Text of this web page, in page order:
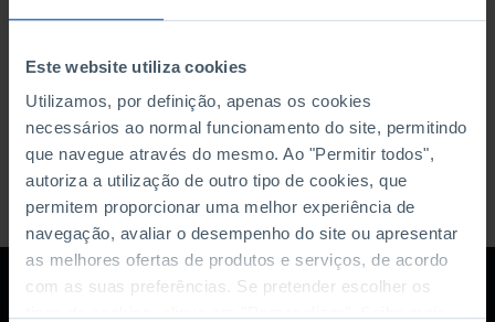
Este website utiliza cookies
Utilizamos, por definição, apenas os cookies
necessários ao normal funcionamento do site, permitindo
que navegue através do mesmo. Ao "Permitir todos",
autoriza a utilização de outro tipo de cookies, que
permitem proporcionar uma melhor experiência de
navegação, avaliar o desempenho do site ou apresentar
as melhores ofertas de produtos e serviços, de acordo
com as suas preferências. Se pretender escolher os